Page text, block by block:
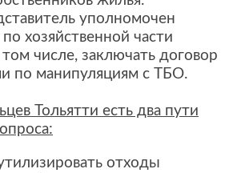
уполномочен
хозяйственной части
числе, заключать договор
по манипуляциям с ТБО.
Тольятти есть два пути
отходы